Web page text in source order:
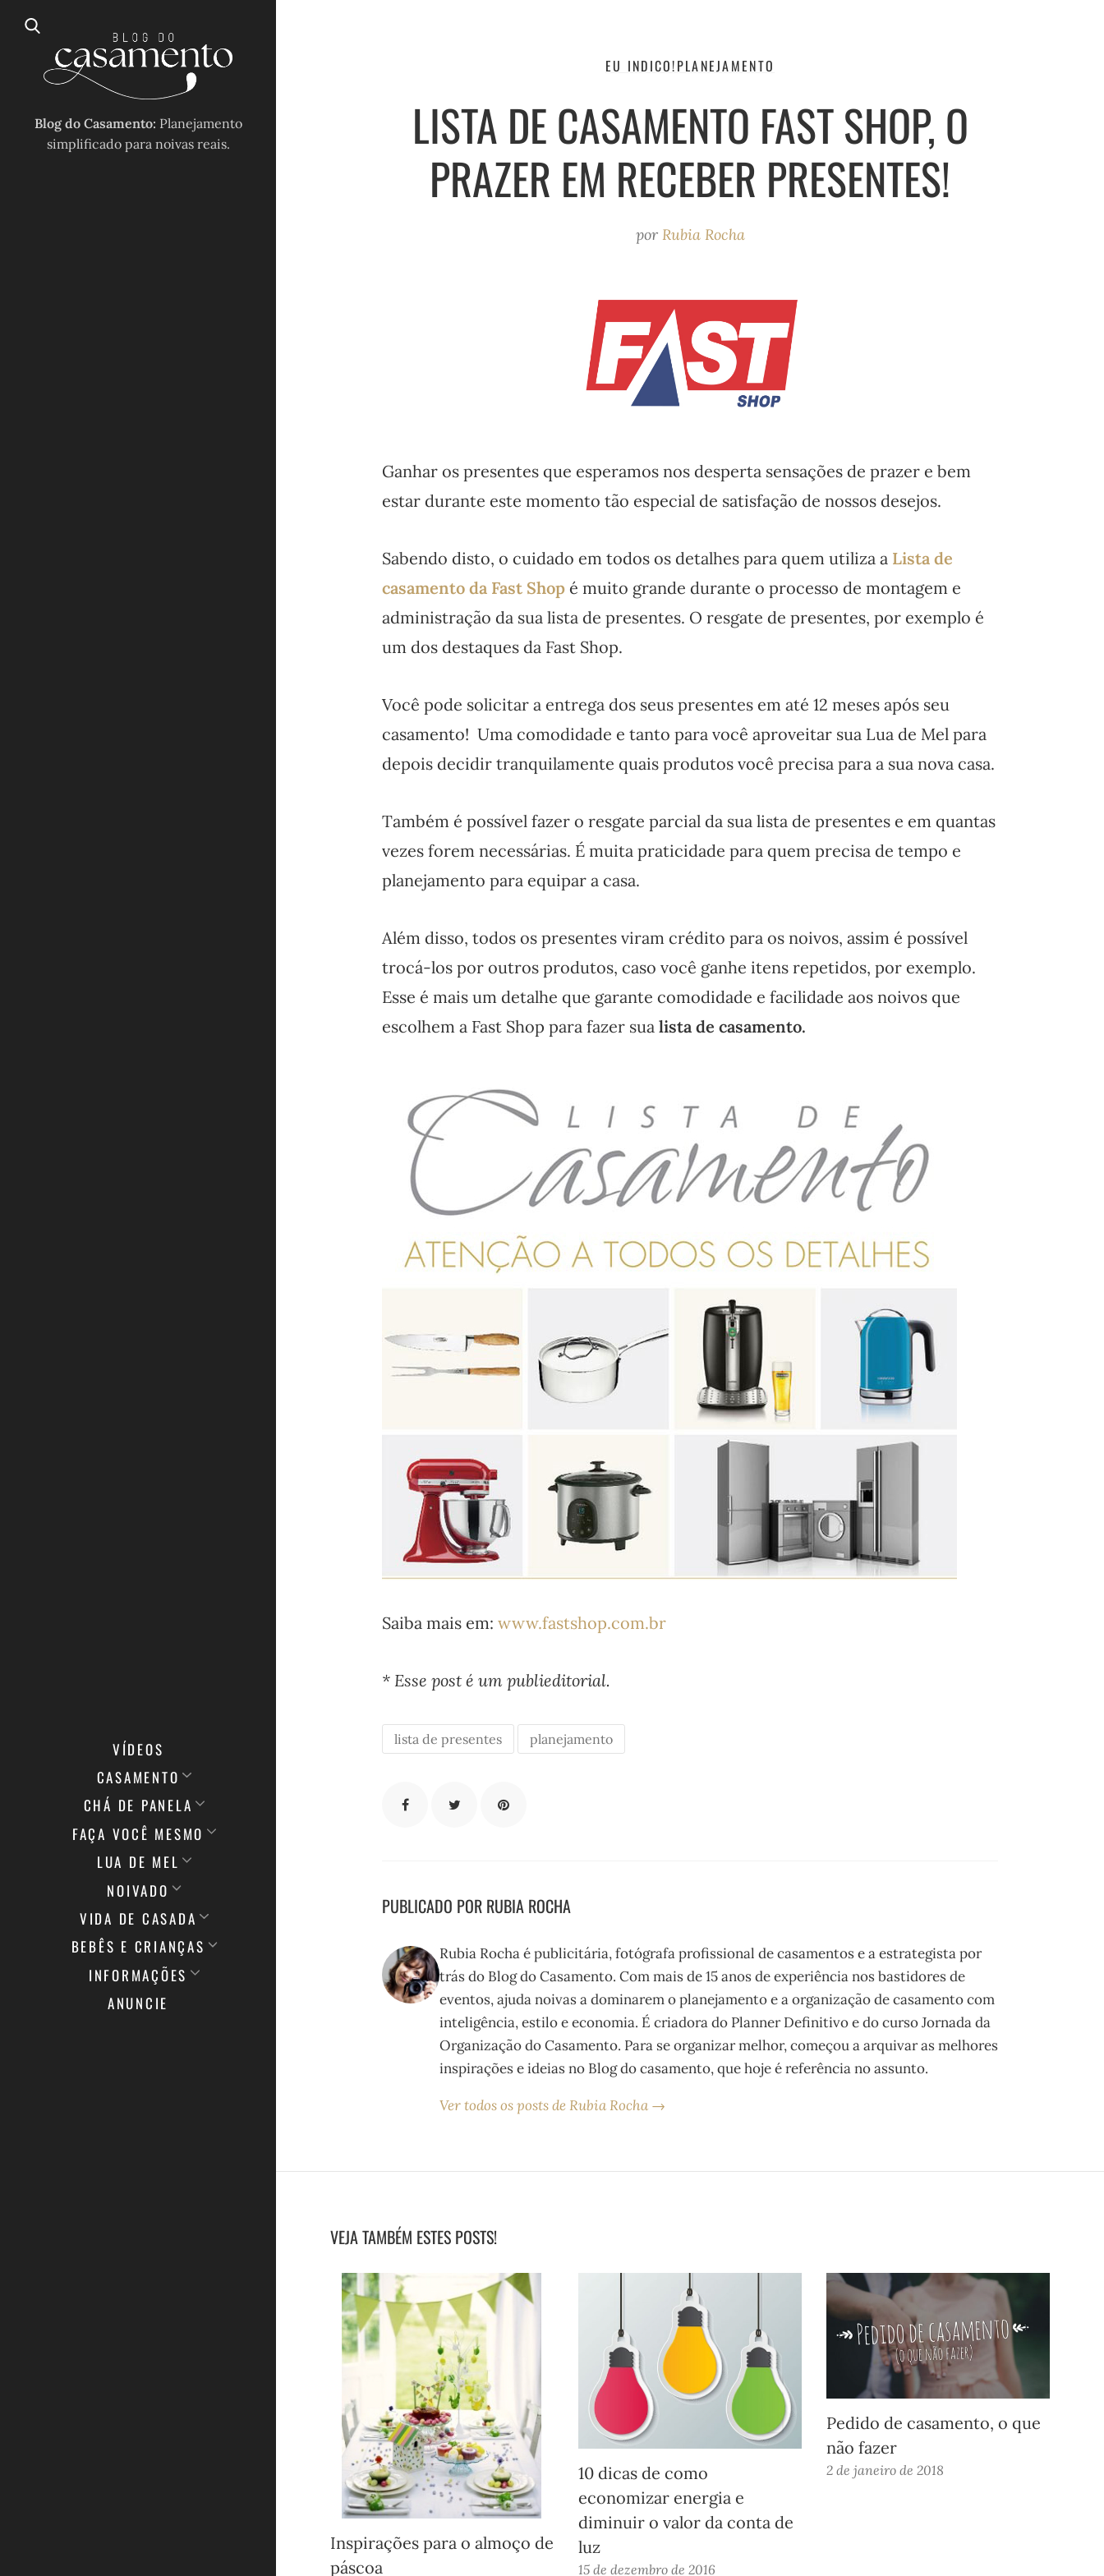
Blog do Casamento: Planejamento
simplificado para noivas reais.
VÍDEOS
CASAMENTO
CHÁ DE PANELA
FAÇA VOCÊ MESMO
LUA DE MEL
NOIVADO
VIDA DE CASADA
BEBÊS E CRIANÇAS
INFORMAÇÕES
ANUNCIE
EU INDICO!PLANEJAMENTO
LISTA DE CASAMENTO FAST SHOP, O
PRAZER EM RECEBER PRESENTES!
por Rubia Rocha
Ganhar os presentes que esperamos nos desperta sensações de prazer e bem
estar durante este momento tão especial de satisfação de nossos desejos.
Sabendo disto, o cuidado em todos os detalhes para quem utiliza a Lista de
casamento da Fast Shop é muito grande durante o processo de montagem e
administração da sua lista de presentes. O resgate de presentes, por exemplo é
um dos destaques da Fast Shop.
Você pode solicitar a entrega dos seus presentes em até 12 meses após seu
casamento! Uma comodidade e tanto para você aproveitar sua Lua de Mel para
depois decidir tranquilamente quais produtos você precisa para a sua nova casa.
Também é possível fazer o resgate parcial da sua lista de presentes e em quantas
vezes forem necessárias. É muita praticidade para quem precisa de tempo e
planejamento para equipar a casa.
Além disso, todos os presentes viram crédito para os noivos, assim é possível
trocá-los por outros produtos, caso você ganhe itens repetidos, por exemplo.
Esse é mais um detalhe que garante comodidade e facilidade aos noivos que
escolhem a Fast Shop para fazer sua lista de casamento.
Saiba mais em: www.fastshop.com.br
* Esse post é um publieditorial.
lista de presentes planejamento
PUBLICADO POR RUBIA ROCHA
Rubia Rocha é publicitária, fotógrafa profissional de casamentos e a estrategista por
trás do Blog do Casamento. Com mais de 15 anos de experiência nos bastidores de
eventos, ajuda noivas a dominarem o planejamento e a organização de casamento com
inteligência, estilo e economia. É criadora do Planner Definitivo e do curso Jornada da
Organização do Casamento. Para se organizar melhor, começou a arquivar as melhores
inspirações e ideias no Blog do casamento, que hoje é referência no assunto.
Ver todos os posts de Rubia Rocha →
VEJA TAMBÉM ESTES POSTS!
Inspirações para o almoço de
páscoa
10 dicas de como
economizar energia e
diminuir o valor da conta de
luz
15 de dezembro de 2016
Pedido de casamento, o que
não fazer
2 de janeiro de 2018